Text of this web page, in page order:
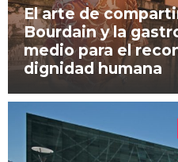
El arte de
Bourdain y la
medio para el
dignidad humana